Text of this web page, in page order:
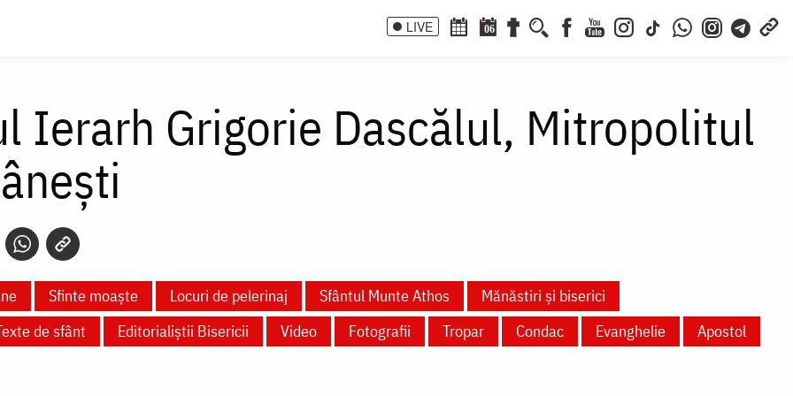
LIVE 06
Ierarh Grigorie Dascălul, Mitropolitul
Sfinte moaște Locuri de pelerinaj Sfântul Munte Athos
Mănăstiri și biserici
de sfânt Editorialiștii Bisericii Video Fotografii Tropar Condac Evanghelie Apostol